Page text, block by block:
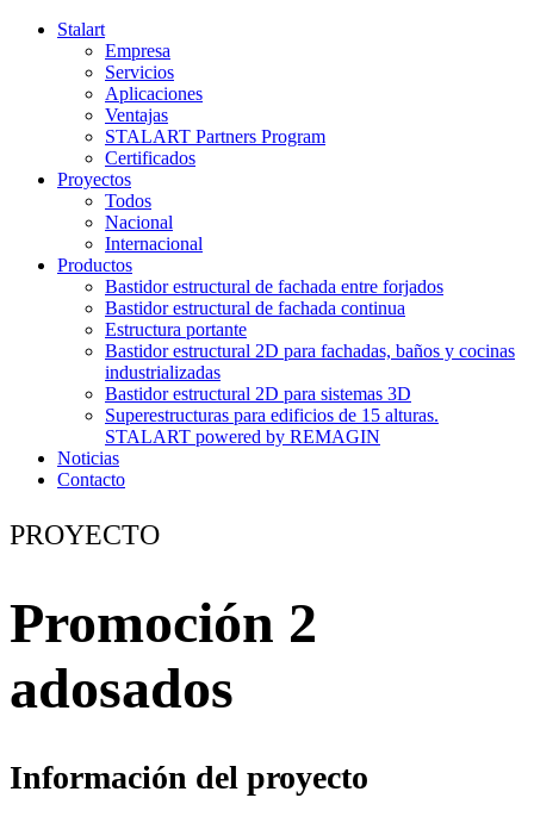
Stalart
Empresa
Servicios
Aplicaciones
Ventajas
STALART Partners Program
Certificados
Proyectos
Todos
Nacional
Internacional
Productos
Bastidor estructural de fachada entre forjados
Bastidor estructural de fachada continua
Estructura portante
Bastidor estructural 2D para fachadas, baños y cocinas
industrializadas
Bastidor estructural 2D para sistemas 3D
Superestructuras para edificios de 15 alturas.
STALART powered by REMAGIN
Noticias
Contacto
PROYECTO
Promoción 2
adosados
Información del proyecto